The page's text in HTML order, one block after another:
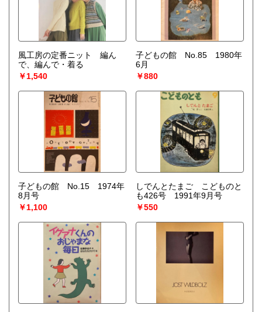
風工房の定番ニット 編ん
で、編んで・着る
￥1,540
子どもの館 No.85 1980年
6月
￥880
子どもの館 No.15 1974年
8月号
￥1,100
しでんとたまご こどものと
も426号 1991年9月号
￥550